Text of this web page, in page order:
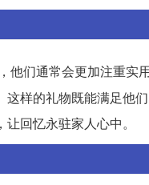
他们通常会更加注重实
样的礼物既能满足他
回忆永驻家人心中。